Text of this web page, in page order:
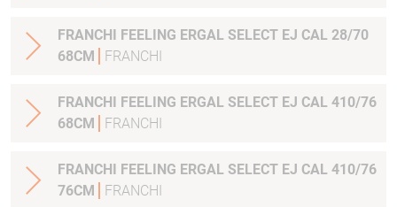
FRANCHI FEELING ERGAL SELECT EJ CAL 28/70
68CM
FRANCHI
FRANCHI FEELING ERGAL SELECT EJ CAL 410/76
68CM
FRANCHI
FRANCHI FEELING ERGAL SELECT EJ CAL 410/76
76CM
FRANCHI